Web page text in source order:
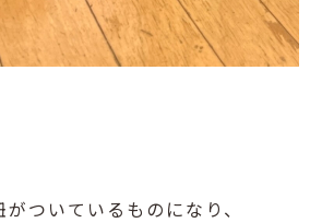
ついているものになり、